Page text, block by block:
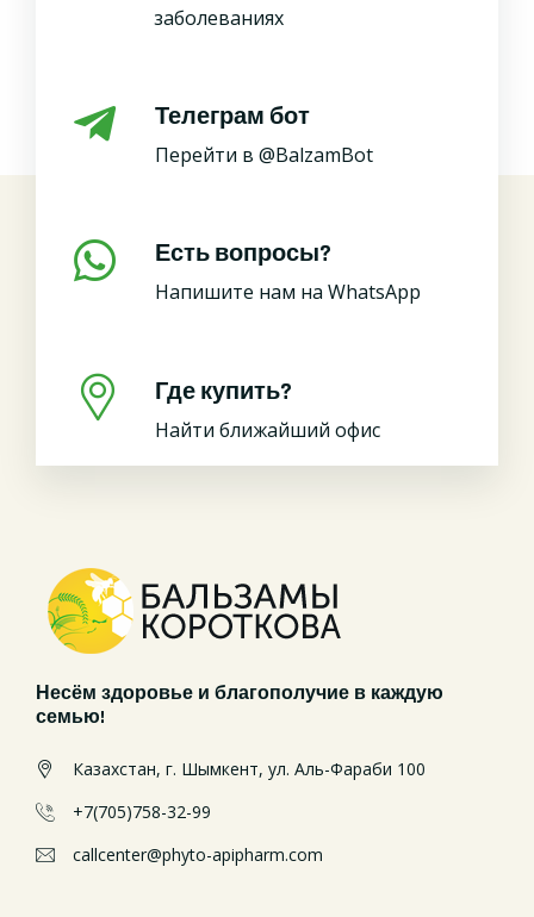
заболеваниях
Телеграм бот
Перейти в @BalzamBot
Есть вопросы?
Напишите нам на WhatsApp
Где купить?
Найти ближайший офис
Несём здоровье и благополучие в каждую
семью!
Казахстан, г. Шымкент, ул. Аль-Фараби 100
+7(705)758-32-99
callcenter@phyto-apipharm.com